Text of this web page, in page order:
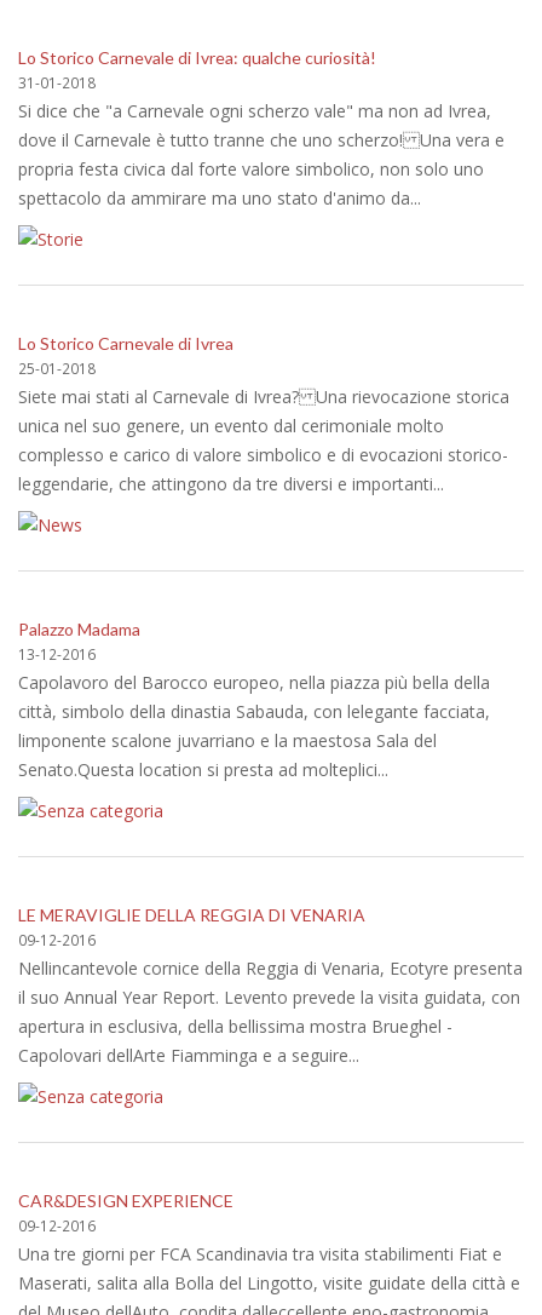
Lo Storico Carnevale di Ivrea: qualche curiosità!
31-01-2018
Si dice che "a Carnevale ogni scherzo vale" ma non ad Ivrea,
dove il Carnevale è tutto tranne che uno scherzo! Una vera e
propria festa civica dal forte valore simbolico, non solo uno
spettacolo da ammirare ma uno stato d'animo da...
Lo Storico Carnevale di Ivrea
25-01-2018
Siete mai stati al Carnevale di Ivrea? Una rievocazione storica
unica nel suo genere, un evento dal cerimoniale molto
complesso e carico di valore simbolico e di evocazioni storico-
leggendarie, che attingono da tre diversi e importanti...
Palazzo Madama
13-12-2016
Capolavoro del Barocco europeo, nella piazza più bella della
città, simbolo della dinastia Sabauda, con lelegante facciata,
limponente scalone juvarriano e la maestosa Sala del
Senato. Questa location si presta ad molteplici...
LE MERAVIGLIE DELLA REGGIA DI VENARIA
09-12-2016
Nellincantevole cornice della Reggia di Venaria, Ecotyre presenta
il suo Annual Year Report. Levento prevede la visita guidata, con
apertura in esclusiva, della bellissima mostra Brueghel -
Capolovari dellArte Fiamminga e a seguire...
CAR&DESIGN EXPERIENCE
09-12-2016
Una tre giorni per FCA Scandinavia tra visita stabilimenti Fiat e
Maserati, salita alla Bolla del Lingotto, visite guidate della città e